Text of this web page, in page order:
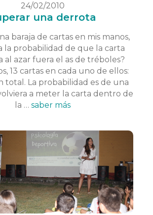
24/02/2010
una derrota
baraja de cartas en mis manos,
la probabilidad de que la carta
al azar fuera el as de tréboles?
13 cartas en cada uno de ellos:
total. La probabilidad es de una
a meter la carta dentro de
la … saber más